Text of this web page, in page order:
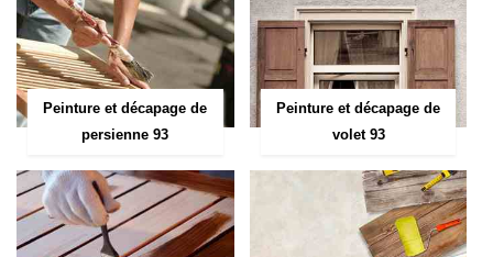
Peinture et décapage de
persienne 93
Peinture et décapage de
volet 93